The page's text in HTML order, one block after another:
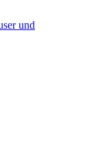
und